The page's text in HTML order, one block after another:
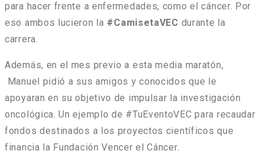
para hacer frente a enfermedades, como el cáncer. Por
eso ambos lucieron la #CamisetaVEC durante la
carrera.
Además, en el mes previo a esta media maratón,
Manuel pidió a sus amigos y conocidos que le
apoyaran en su objetivo de impulsar la investigación
oncológica. Un ejemplo de #TuEventoVEC para recaudar
fondos destinados a los proyectos científicos que
financia la Fundación Vencer el Cáncer.